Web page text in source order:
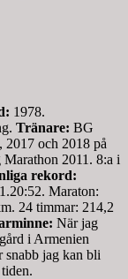
1978.
Tränare: BG
och 2018 på
2011. 8:a i
rekord:
Maraton:
24 timmar: 214,2
När jag
i Armenien
snabb jag kan bli